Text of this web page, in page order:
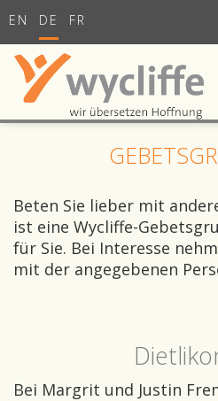
EN DE FR
Beten Sie lieber mit
ist eine Wycliffe-
für Sie. Bei Interesse
mit der angegebenen
Bei Margrit und Justin